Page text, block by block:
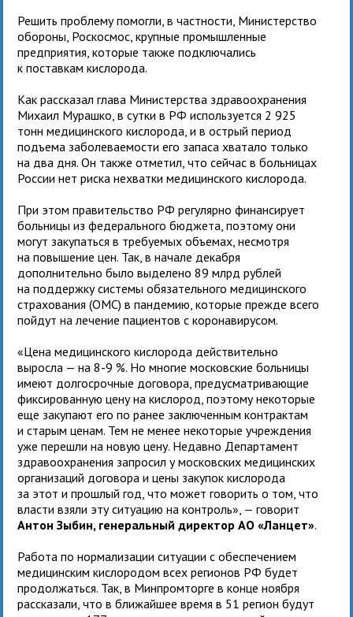
Решить проблему помогли, в частности, Министерство
обороны, Роскосмос, крупные промышленные
предприятия, которые также подключались
к поставкам кислорода.
Как рассказал глава Министерства здравоохранения
Михаил Мурашко, в сутки в РФ используется 2 925
тонн медицинского кислорода, и в острый период
подъема заболеваемости его запаса хватало только
на два дня. Он также отметил, что сейчас в больницах
России нет риска нехватки медицинского кислорода.
При этом правительство РФ регулярно финансирует
больницы из федерального бюджета, поэтому они
могут закупаться в требуемых объемах, несмотря
на повышение цен. Так, в начале декабря
дополнительно было выделено 89 млрд рублей
на поддержку системы обязательного медицинского
страхования (ОМС) в пандемию, которые прежде всего
пойдут на лечение пациентов с коронавирусом.
«Цена медицинского кислорода действительно
выросла — на 8-9 %. Но многие московские больницы
имеют долгосрочные договора, предусматривающие
фиксированную цену на кислород, поэтому некоторые
еще закупают его по ранее заключенным контрактам
и старым ценам. Тем не менее некоторые учреждения
уже перешли на новую цену. Недавно Департамент
здравоохранения запросил у московских медицинских
организаций договора и цены закупок кислорода
за этот и прошлый год, что может говорить о том, что
власти взяли эту ситуацию на контроль», — говорит
Антон Зыбин, генеральный директор АО «Ланцет».
Работа по нормализации ситуации с обеспечением
медицинским кислородом всех регионов РФ будет
продолжаться. Так, в Минпромторге в конце ноября
рассказали, что в ближайшее время в 51 регион будут